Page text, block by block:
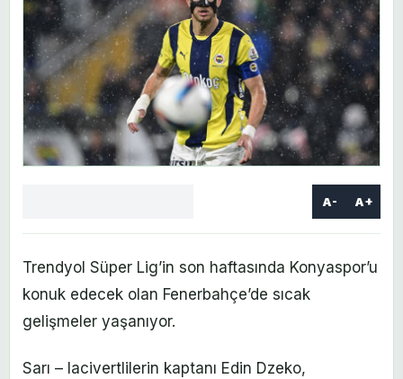
A- A+
Trendyol Süper Lig’in son haftasında Konyaspor’u
konuk edecek olan Fenerbahçe’de sıcak
gelişmeler yaşanıyor.
Sarı – lacivertlilerin kaptanı Edin Dzeko,